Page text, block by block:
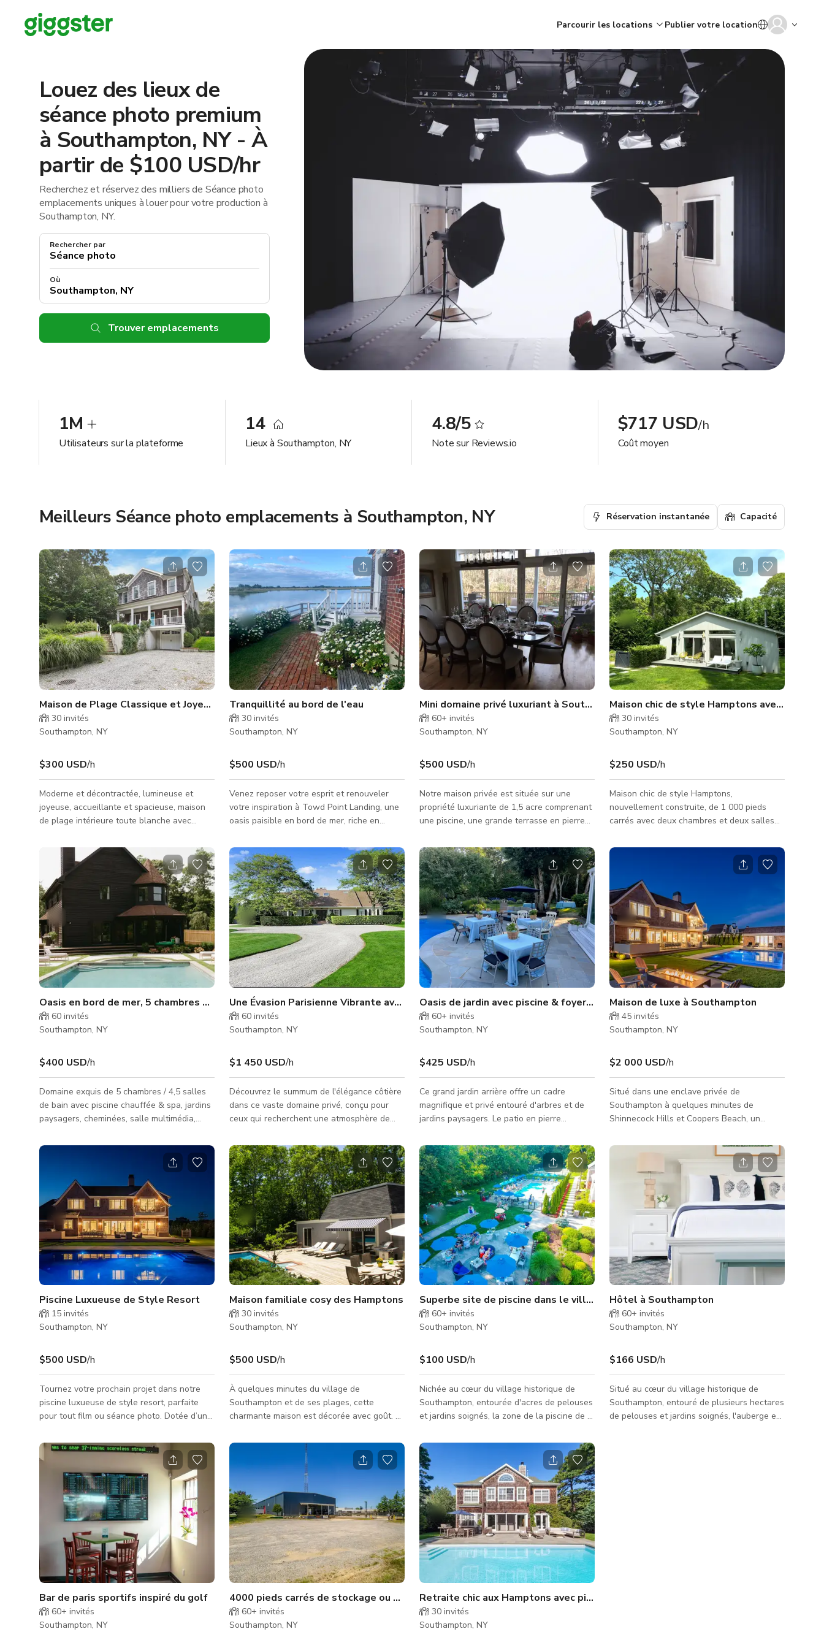
Parcourir les locations Publier votre location
Louez des lieux de
séance photo premium
à Southampton, NY - À
partir de $100 USD/hr
Recherchez et réservez des milliers de Séance photo
emplacements uniques à louer pour votre production à
Southampton, NY.
Rechercher par
Où
Trouver emplacements
1M
Utilisateurs sur la plateforme
14
Lieux à Southampton, NY
4.8/5
Note sur Reviews.io
$717 USD/h
Coût moyen
Meilleurs Séance photo emplacements à Southampton, NY Réservation instantanée Capacité
Maison de Plage Classique et Joyeuse des Hamptons
30 invités
Southampton, NY
$300 USD/h
Moderne et décontractée, lumineuse et
joyeuse, accueillante et spacieuse, maison
de plage intérieure toute blanche avec
colline sur un tiers d'acre. Comprend quatre
espaces de vie dont une salle TV principale,
une salle de jeux avec PS4, un salon formel
avec cheminée et un home cinéma. Offre
également un espace de vie / salle à
manger extérieur qui donne sur l'arrière-cour
privée et la piscine. Cinq chambres dont une
immense suite parentale a
Tranquillité au bord de l'eau
30 invités
Southampton, NY
$500 USD/h
Venez reposer votre esprit et renouveler
votre inspiration à Towd Point Landing, une
oasis paisible en bord de mer, riche en
été surnommé les Hamptons d'autrefois
avec son rythme lent et son charme
rustique. Il n'y a pas de manoirs ici, ni de
piscines, ni de courts de tennis... seulement
une baie immaculée, un port, un estuaire,
une plage de classe mondiale et des
couchers de soleil sans fin. Towd Point
Landing est une habitation de deux étages
Mini domaine privé luxuriant à Southampton
60+ invités
Southampton, NY
$500 USD/h
Notre maison privée est située sur une
propriété luxuriante de 1,5 acre comprenant
une piscine, une grande terrasse en pierre
foyer extérieur, de nombreuses terrasses et
des jardins soignés, un patio en briques près
du studio de musique, et une aire de jeux
étendue qui s'étend sur un quart d'acre avec
pistes cyclables, patios, manèges, tables de
pique-nique, tentes, etc. Entrez par des
portails en montant une allée sinueuse dans
une cour avec
Maison chic de style Hamptons avec piscine
30 invités
Southampton, NY
$250 USD/h
Maison chic de style Hamptons,
nouvellement construite, de 1 000 pieds
carrés avec deux chambres et deux salles
linge/sèche-linge. Le salon et la cuisine sont
séparés des chambres et salles de bain par
une porte coulissante offrant de l'intimité
pour la préparation des talents si
nécessaire. La maison d'hôtes s'ouvre sur
une vaste verdure menant à une piscine en
gunite entourée d'herbe et de plusieurs
espaces de vie extérieurs. Une troisième
salle d
Oasis en bord de mer, 5 chambres avec piscine chauffée, spa
60 invités
Southampton, NY
$400 USD/h
Domaine exquis de 5 chambres / 4,5 salles
de bain avec piscine chauffée & spa, jardins
paysagers, cheminées, salle multimédia,
cuisine extérieure, cuisine de chef, & vues
imprenables sur le front de mer en face de
la plage publique. Des arbres fruitiers &
buissons fleuris bordent les limites du
domaine, faisant de cet endroit votre propre
paradis privé. Profitez du soleil au bord de la
piscine pendant que les enfants s'amusent
pendant des heures. Ég
Une Évasion Parisienne Vibrante avec Terrasse South End (Exclusivité)
60 invités
Southampton, NY
$1 450 USD/h
Découvrez le summum de l'élégance côtière
dans ce vaste domaine privé, conçu pour
ceux qui recherchent une atmosphère de
des productions haut de gamme. Cette
propriété de plusieurs acres offre une
combinaison harmonieuse d'équipements
sportifs et d'espaces de détente raffinés.
Des pelouses émeraude ondulantes et des
jardins méticuleusement entretenus offrent
une immense toile blanche pour des
chapiteaux de mariage en plein air, des f�
Oasis de jardin avec piscine & foyer extérieur
60+ invités
Southampton, NY
$425 USD/h
Ce grand jardin arrière offre un cadre
magnifique et privé entouré d'arbres et de
jardins paysagers. Le patio en pierre
confortables pour se détendre, et un espace
avec un foyer extérieur parfait pour les
rassemblements de jour comme de nuit. Il y
a beaucoup d'espace pour des productions,
des réunions ou des événements de petite à
moyenne taille, avec plusieurs
configurations de sièges et des zones
herbeuses ouvertes pouvant être
aménagées se
Maison de luxe à Southampton
45 invités
Southampton, NY
$2 000 USD/h
Situé dans une enclave privée de
Southampton à quelques minutes de
Shinnecock Hills et Coopers Beach, un
conçu avec échelle, flexibilité et impact
visuel — idéal pour les productions
cinématographiques, télévisuelles,
éditoriales et commerciales. La propriété
offre une combinaison rare d'architecture
contemporaine épurée, d'intérieurs spacieux
et d'environnements extérieurs de style
resort, le tout à proximité de New York. La
Piscine Luxueuse de Style Resort
15 invités
Southampton, NY
$500 USD/h
Tournez votre prochain projet dans notre
piscine luxueuse de style resort, parfaite
pour tout film ou séance photo. Dotée d’un
une eau cristalline, des espaces de détente
élégants et une ambiance extérieure haut
de gamme. Cet espace offre un décor
cinématographique pour publicités,
shootings lifestyle, shootings de
marque/produit, clips musicaux et contenus
pour les réseaux sociaux. ***Veuillez noter
que le tarif publié est un tarif de base
Maison familiale cosy des Hamptons
30 invités
Southampton, NY
$500 USD/h
À quelques minutes du village de
Southampton et de ses plages, cette
charmante maison est décorée avec goût. La
de beaux arbres matures et dispose de sa
propre piscine chauffée avec une grande
terrasse et un bel aménagement paysager.
Elle comprend 3 chambres, 2 salles de bains
complètes, ainsi qu'une grande cuisine et
une cheminée. Idéalement située, près des
plages de la baie et de l'océan, des marinas
et du village de Southampton.
Superbe site de piscine dans le village historique de Southampton
60+ invités
Southampton, NY
$100 USD/h
Nichée au cœur du village historique de
Southampton, entourée d'acres de pelouses
et jardins soignés, la zone de la piscine de la
tumulte de la vie citadine. Alliant
harmonieusement le style décontracté des
Hamptons au confort européen. Découvrez
la célèbre plage de Cooper, à seulement un
mile, offrant une beauté à couper le souffle
et une détente inégalée.
Hôtel à Southampton
60+ invités
Southampton, NY
$166 USD/h
Situé au cœur du village historique de
Southampton, entouré de plusieurs hectares
de pelouses et jardins soignés, l'auberge est
Bar de paris sportifs inspiré du golf
60+ invités
Southampton, NY
4000 pieds carrés de stockage ou stockage frigorifique (congélation)
60+ invités
Southampton, NY
Retraite chic aux Hamptons avec piscine et sauna extérieur
30 invités
Southampton, NY